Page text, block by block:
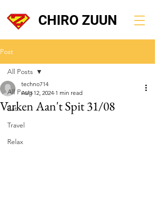
CHIRO ZUUN
Post
All Posts
Eat
Travel
Relax
All Posts
Varken Aan't Spit 31/08
techno714
Aug 12, 2024 1 min read